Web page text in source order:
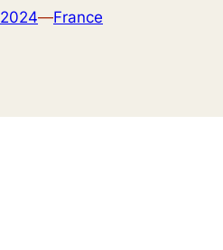
2024—France